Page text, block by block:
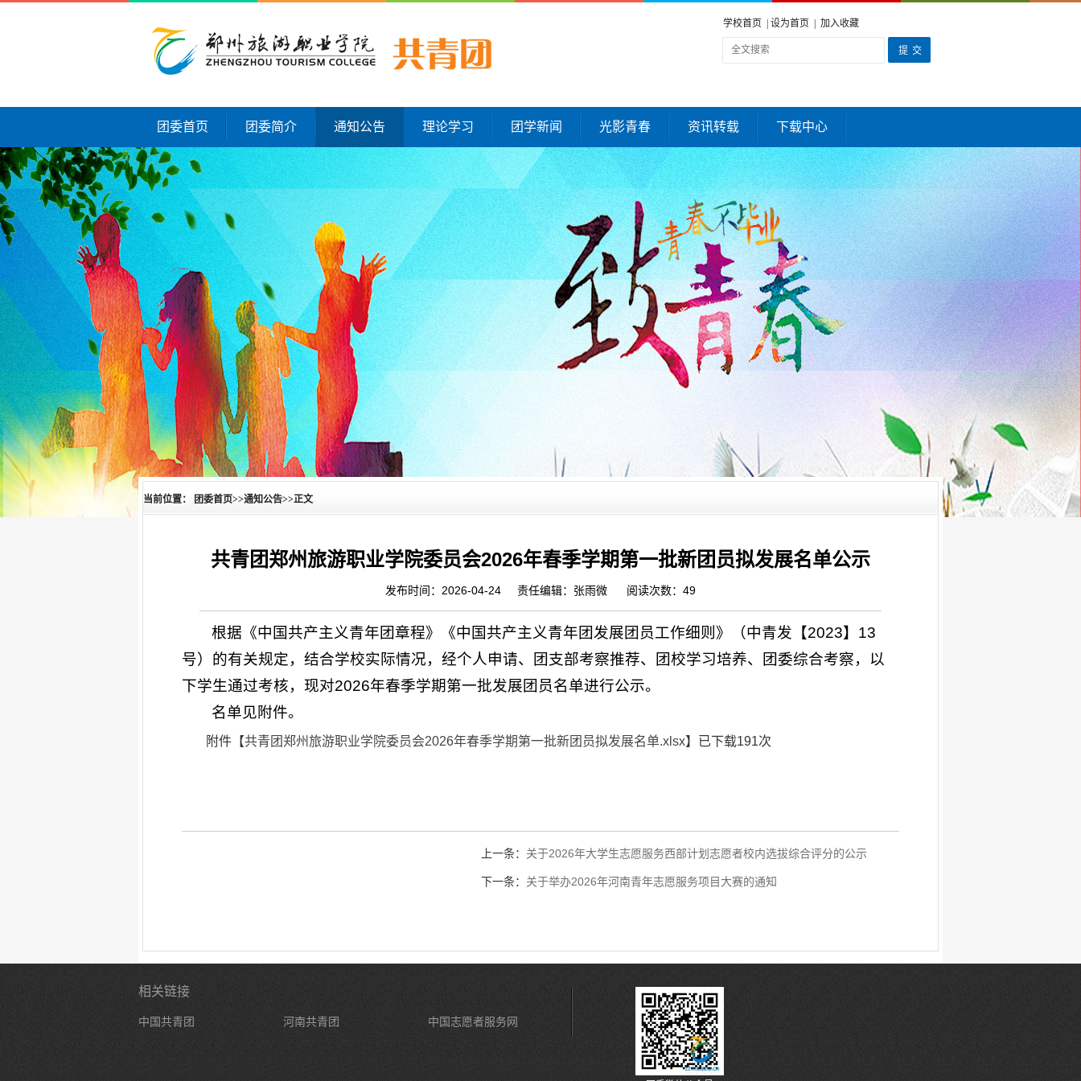
学校首页 设为首页 加入收藏
团委首页 团委简介 通知公告 理论学习 团学新闻 光影青春 资讯转载 下载中心
当前位置： 团委首页>>通知公告>>正文
共青团郑州旅游职业学院委员会2026年春季学期第一批新团员拟发展名单公示
发布时间：2026-04-24 责任编辑：张雨微 阅读次数： 49
根据《中国共产主义青年团章程》《中国共产主义青年团发展团员工作细则》（中青发【2023】13
号）的有关规定，结合学校实际情况，经个人申请、团支部考察推荐、团校学习培养、团委综合考察，以
下学生通过考核，现对2026年春季学期第一批发展团员名单进行公示。
名单见附件。
附件【共青团郑州旅游职业学院委员会2026年春季学期第一批新团员拟发展名单.xlsx】已下载191次
上一条： 关于2026年大学生志愿服务西部计划志愿者校内选拔综合评分的公示
下一条： 关于举办2026年河南青年志愿服务项目大赛的通知
相关链接
中国共青团 河南共青团 中国志愿者服务网